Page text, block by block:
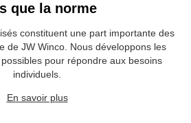
que la norme
constituent une part importante des
de JW Winco. Nous développons les
pour répondre aux besoins
individuels.
En savoir plus